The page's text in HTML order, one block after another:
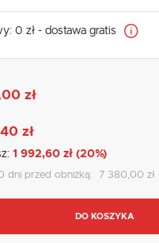
0 zł - dostawa gratis
zł
zł
1 992,60 zł (20%)
dni przed obniżką: 7 380,00 zł
DO KOSZYKA